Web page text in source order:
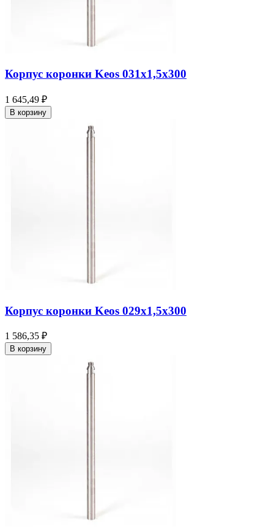
Корпус коронки Keos 031x1,5x300
1 645,49 ₽
В корзину
Корпус коронки Keos 029x1,5x300
1 586,35 ₽
В корзину